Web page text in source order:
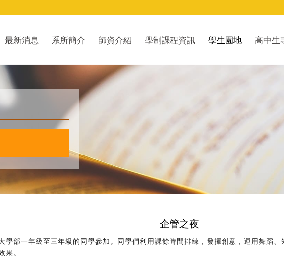
最新消息 系所簡介 師資介紹 學制課程資訊 學生園地 高中生
企管之夜
學部一年級至三年級的同學參加。同學們利用課餘時間排練，發揮創意，運用舞蹈
果。